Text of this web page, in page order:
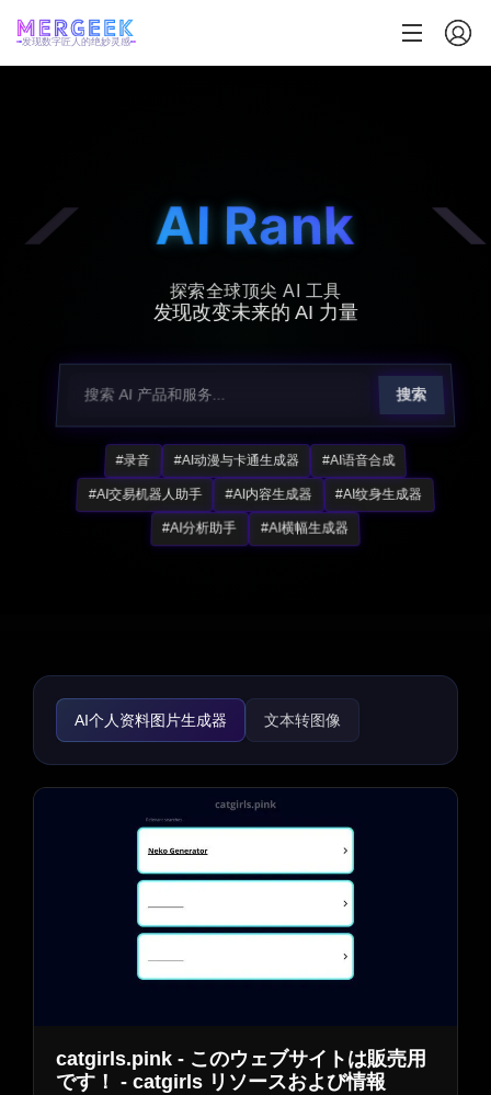
发现数字匠人的绝妙灵感
AI Rank
探索全球顶尖 AI 工具
发现改变未来的 AI 力量
搜索
#录音 #AI动漫与卡通生成器 #AI语音合成
#AI交易机器人助手 #AI内容生成器 #AI纹身生成器
#AI分析助手 #AI横幅生成器
文本转图像
AI照片与图像生成器 AI插画生成器
AI背景生成器
AI横幅生成器 AI封面生成器
AI图标生成器 AI图像增强器
AI标志生成器 照片与图像编辑器
AI个人资料图片生成器
AI壁纸生成器 AI背景移除 AI漫画与动漫
catgirls.pink - このウェブサイトは販売用
です！ - catgirls リソースおよび情報